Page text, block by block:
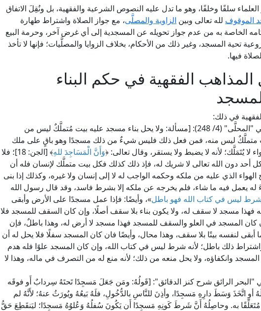
سلفًا وخلفًا، وهو ما تدل عليه النصوص الشرعية والفقهية، بل ونُقِلَ الاتفاق
الموقوف لله تعالى وبين الزاوية والمصلَّى، مع جواز الصلاة واشتراط طهارة
الخاصة به من عدم جواز تحويله عن المسجدية إلى أي غرض آخر، وحرمة البيع
تحية المسجد، وغير ذلك من الأحكام، بخلاف الزوايا والمصلَّيات؛ فإنها لا تأخذ
فيها.
الفقهية في حكم البناء
في ذلك:
يقول الإمام ابن حزم الظاهري في "المحلَّى" (4/ 248): [مسألة: ولا يحل بناء مسجد عليه بيت مُتملَّكٌ ليس من
متملَّكٌ ليس منه، فمن فعل ذلك فليس شيءٌ من ذلك مسجدًا وهو باقٍ على ملك
لا يُتَمَلَّك؛ لأنه لا يضبط ولا يستقر، وقال تعالى: ﴿وَأَنَّ الْمَسَاجِدَ للهِ
﴾ [الجن: 18]؛ فلا
أحد دون الله تعالى لا شريك له، فإذ ذلك كذلك فكل بيت متملَّك لإنسان فله أن
الهواء الذي عليه من ملكه وحكمه الواجب له لا إلى إنسان ولا غيره، وكذلك إذا بنى
يعمل فيه ما شاء، فلم يخرجه عن ملكه إلا بشرط فاسد، وقد قال رسول الله
ليس في كتاب الله فهو باطل»، وأيضًا: فإذا عمل مسجدًا على الأرض وأبقى
فهذا مسجد لا سقف له، ولا يكون بناء بلا سقف أصلًا، وإن كان السقف للمسجد فلا
كان المسجد في العلو والسقف للمسجد فهذا مسجد لا أرض له، وهذا باطلٌ، فإن
أبقى لنفسه بيتًا بلا سقف، وهذا محال، وأيضًا فان كان المسجد سفلًا فلا يحل له أن
ذلك باطل؛ لأنه شرط ليس في كتاب الله، وإن كان المسجد علوًا فله هدم
وانكفاؤه، ولا يحل منعه من ذلك؛ لأنه منع له من التصرف في ماله، وهذا لا
"البحر الرائق شرح كنز الدقائق": [قَولُهُ: ومَن جَعَلَ مَسجِدًا تَحتَهُ سِردابٌ أَو فوقَه
أو اتَّخَذَ وَسَطَ دارِهِ مَسجِدًا، وأذِنَ للنَّاسِ بالدُّخُولِ، فلَهُ بَيعُهُ ويُورَثُ عنهُ؛ لأَنَّهُ لم
مُتَعَلِّقًا به. وحاصِلُهُ أَنَّ شَرطَ كَونِهِ مَسجِدًا أَن يَكُونَ سُفلُهُ وَعُلوُهُ مَسجِدًا؛ ليَنقَطِعَ حَقُّ